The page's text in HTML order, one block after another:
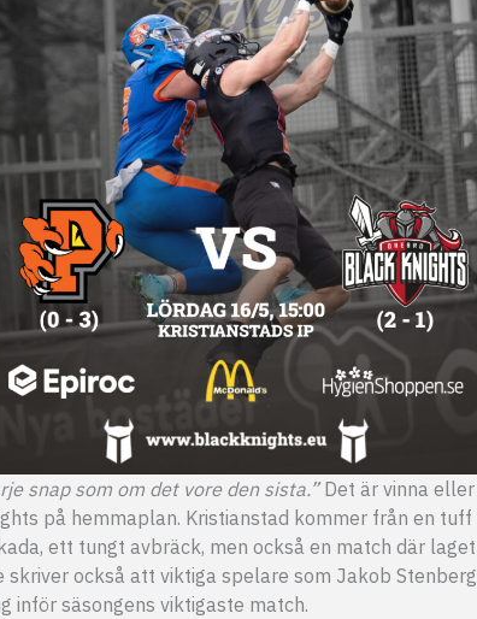
snap som om det vore den sista.”Det är vinna eller
på hemmaplan. Kristianstad kommer från en tuff
ett tungt avbräck, men också en match där laget
skriver också att viktiga spelare som Jakob Stenberg
säsongens viktigaste match.